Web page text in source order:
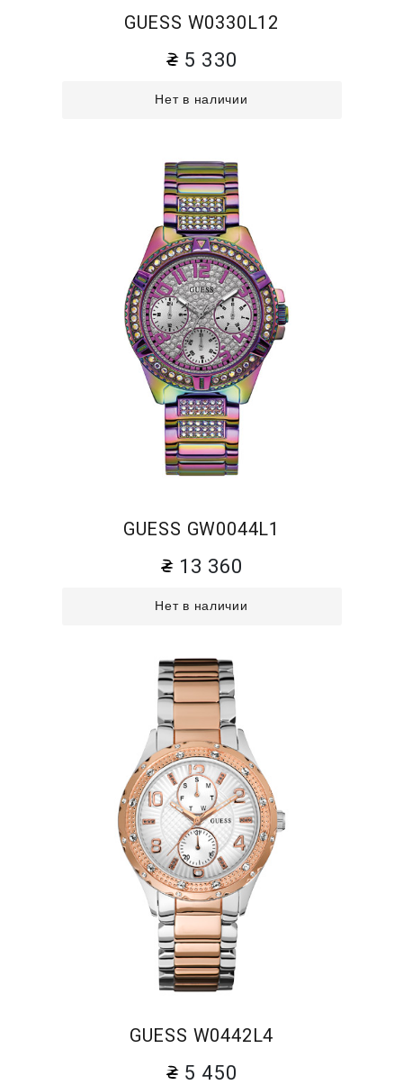
GUESS W0330L12
5 330
Нет в наличии
GUESS GW0044L1
13 360
Нет в наличии
GUESS W0442L4
5 450